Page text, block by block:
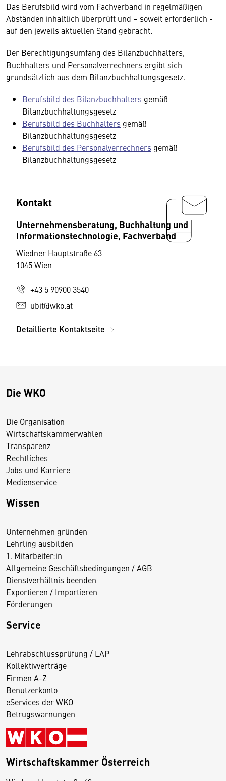
Das Berufsbild wird vom Fachverband in regelmäßigen
Abständen inhaltlich überprüft und – soweit erforderlich -
auf den jeweils aktuellen Stand gebracht.
Der Berechtigungsumfang des Bilanzbuchhalters,
Buchhalters und Personalverrechners ergibt sich
grundsätzlich aus dem Bilanzbuchhaltungsgesetz.
Berufsbild des Bilanzbuchhalters gemäß
Bilanzbuchhaltungsgesetz
Berufsbild des Buchhalters gemäß
Bilanzbuchhaltungsgesetz
Berufsbild des Personalverrechners gemäß
Bilanzbuchhaltungsgesetz
Kontakt
Unternehmensberatung, Buchhaltung und
Informationstechnologie, Fachverband
Wiedner Hauptstraße 63
1045 Wien
+43 5 90900 3540
ubit@wko.at
Detaillierte Kontaktseite
Die WKO
Die Organisation
Wirtschaftskammerwahlen
Transparenz
Rechtliches
Jobs und Karriere
Medienservice
Wissen
Unternehmen gründen
Lehrling ausbilden
1. Mitarbeiter:in
Allgemeine Geschäftsbedingungen / AGB
Dienstverhältnis beenden
Exportieren / Importieren
Förderungen
Service
Lehrabschlussprüfung / LAP
Kollektivverträge
Firmen A-Z
Benutzerkonto
eServices der WKO
Betrugswarnungen
Wirtschaftskammer Österreich